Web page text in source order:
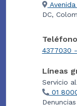
DC,
4377030
Líneas
Servicio
01